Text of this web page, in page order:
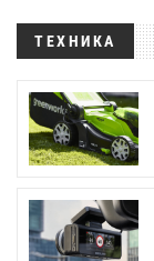
ТЕХНИКА